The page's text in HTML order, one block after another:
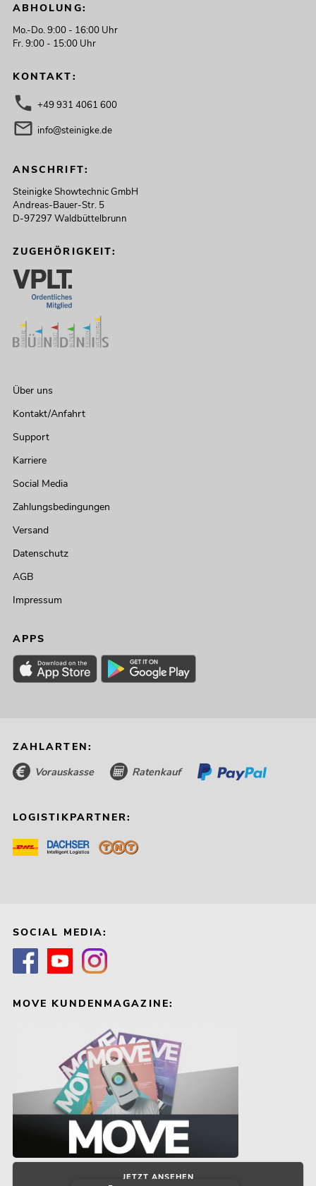
ABHOLUNG:
Mo.-Do. 9:00 - 16:00 Uhr
Fr. 9:00 - 15:00 Uhr
KONTAKT:
+49 931 4061 600
info@steinigke.de
ANSCHRIFT:
Steinigke Showtechnic GmbH
Andreas-Bauer-Str. 5
D-97297 Waldbüttelbrunn
ZUGEHÖRIGKEIT:
Über uns
Kontakt/Anfahrt
Support
Karriere
Social Media
Zahlungsbedingungen
Versand
Datenschutz
AGB
Impressum
APPS
ZAHLARTEN:
Vorauskasse Ratenkauf
LOGISTIKPARTNER:
SOCIAL MEDIA:
MOVE KUNDENMAGAZINE:
JETZT ANSEHEN